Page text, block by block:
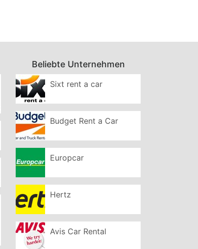
Beliebte Unternehmen
Sixt rent a car
Budget Rent a Car
Europcar
Hertz
Avis Car Rental